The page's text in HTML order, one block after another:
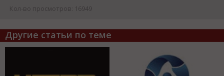
Кол-во просмотров: 16949
Другие статьи по теме